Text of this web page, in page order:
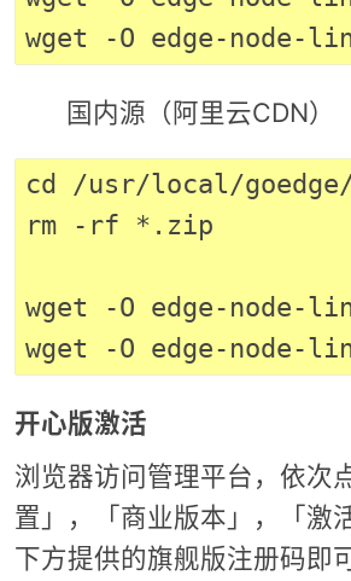
国内源（阿里云CDN）
cd /usr/local/goedge/
rm -rf *.zip
wget -O edge-node-
开心版激活
浏览器访问管理平台，依次
置」，「商业版本」，「激
下方提供的旗舰版注册码即